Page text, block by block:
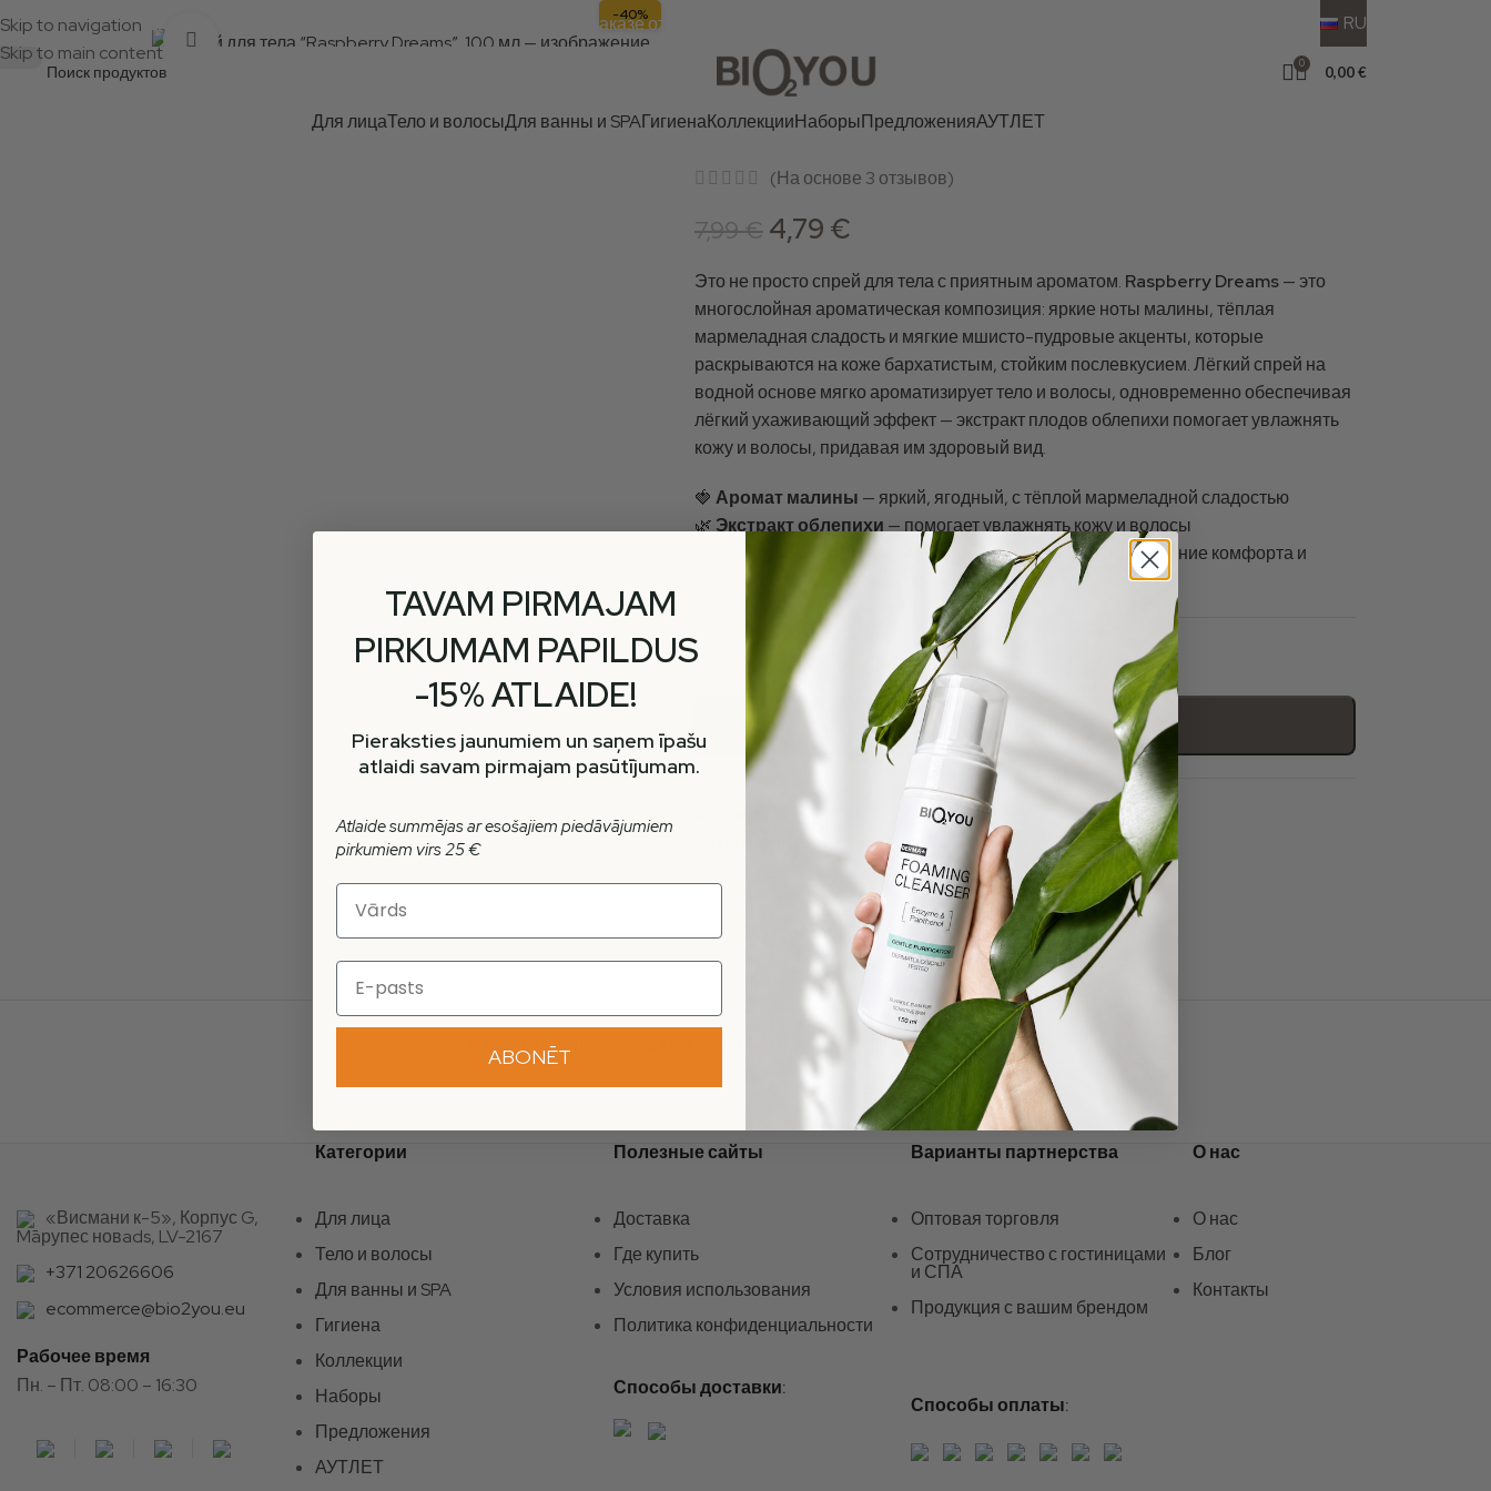
Skip to navigation
Skip to main content
на следующий рабочий день, доставка 2–4 дня. | 🎁 При заказе от 50 € — подарок на 25 €! | 📦 Отправка на следующий рабочий день, RU
0 0,00€
Для лицаТело и волосыДля ванны и SPAГигиенаКоллекцииНаборыПредложенияАУТЛЕТ
-40%
Нажмите для увеличения
Спрей для тела “Raspberry Dreams”,
100 мл
(На основе 3 отзывов)
7,99€ 4,79 €
Это не просто спрей для тела с приятным ароматом. Raspberry Dreams— это
многослойная ароматическая композиция: яркие ноты малины, тёплая
мармеладная сладость и мягкие мшисто-пудровые акценты, которые
раскрываются на коже бархатистым, стойким послевкусием. Лёгкий спрей на
водной основе мягко ароматизирует тело и волосы, одновременно обеспечивая
лёгкий ухаживающий эффект — экстракт плодов облепихи помогает увлажнять
кожу и волосы, придавая им здоровый вид.
🍓 Аромат малины — яркий, ягодный, с тёплой мармеладной сладостью
🌿 Экстракт облепихи — помогает увлажнять кожу и волосы
Глицерин + ванилин
— помогают поддерживать ощущение комфорта и
придают бархатистое послевкусие
В корзину
4751013967892
Спреи для тела
Возврат товара Безопасная оплата
ОТЗЫВЫОПИСАНИЕ ПРОДУКТА ABOUT BRAND
«Висмани к-5», Корпус G,
Māрупес новads, LV-2167
+371 20626606
ecommerce@bio2you.eu
Рабочее время
Пн. – Пт. 08:00 – 16:30
Категории
Для лица
Тело и волосы
Для ванны и SPA
Гигиена
Коллекции
Наборы
Предложения
АУТЛЕТ
Полезные сайты
Доставка
Где купить
Условия использования
Политика конфиденциальности
Способы доставки:
Варианты партнерства
Оптовая торговля
Сотрудничество с гостиницами
и СПА
Продукция с вашим брендом
Способы оплаты:
О нас
О нас
Блог
Контакты
TAVAM PIRMAJAM
PIRKUMAM PAPILDUS
-15% ATLAIDE!
Pieraksties jaunumiem un saņem īpašu
atlaidi savam pirmajam pasūtījumam.
Atlaide summējas ar esošajiem piedāvājumiem
pirkumiem virs 25 €
ABONĒT